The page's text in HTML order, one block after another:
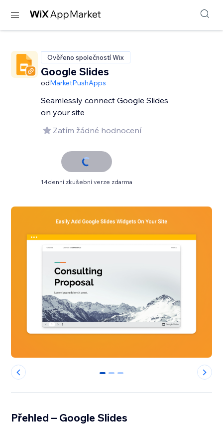
Ověřeno společností Wix
Google Slides
odMarketPushApps
Seamlessly connect Google Slides
on your site
Zatím žádné hodnocení
14denní zkušební verze zdarma
0 1 2
Přehled – Google Slides